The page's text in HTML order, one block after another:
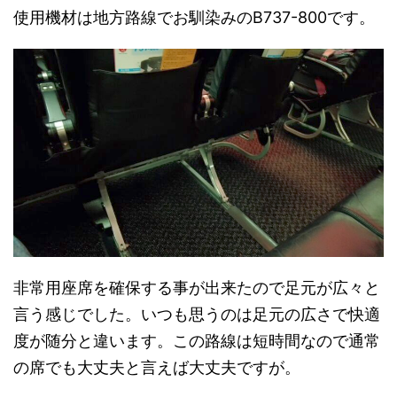
使用機材は地方路線でお馴染みのB737-800です。
非常用座席を確保する事が出来たので足元が広々と
言う感じでした。いつも思うのは足元の広さで快適
度が随分と違います。この路線は短時間なので通常
の席でも大丈夫と言えば大丈夫ですが。